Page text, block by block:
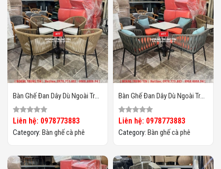
Bàn Ghế Đan Dây Dù Ngoài Trời
HTT04
Liên hệ: 0978773883
Category: Bàn ghế cà phê
Bàn Ghế Đan Dây Dù Ngoài Trời
HTT03
Liên hệ: 0978773883
Category: Bàn ghế cà phê